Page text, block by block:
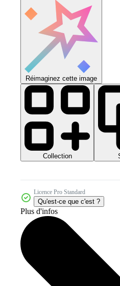
Réimaginez cette image
Collection
Licence Pro Standard
Qu'est-ce que c'est ?
Plus d'infos